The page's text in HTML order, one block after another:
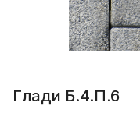
Глади Б.4.П.6